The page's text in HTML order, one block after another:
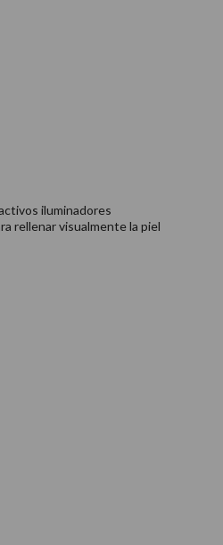
iluminadores
rellenar visualmente la piel